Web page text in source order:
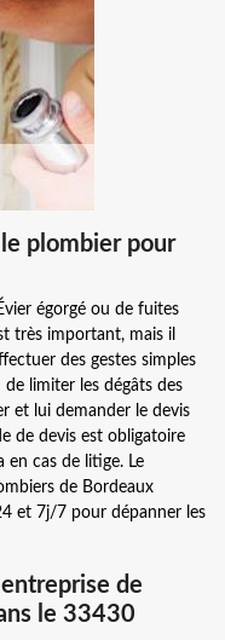
plombier pour
égorgé ou de fuites
très important, mais il
des gestes simples
limiter les dégâts des
et lui demander le devis
de devis est obligatoire
en cas de litige. Le
de Bordeaux
et 7j/7 pour dépanner les
de
le 33430